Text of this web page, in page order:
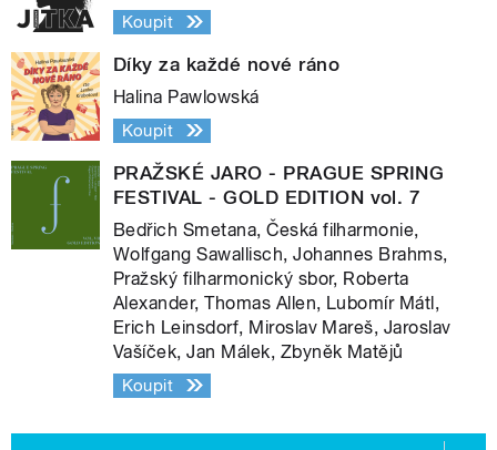
Koupit
Díky za každé nové ráno
Halina Pawlowská
Koupit
PRAŽSKÉ JARO - PRAGUE SPRING
FESTIVAL - GOLD EDITION vol. 7
Bedřich Smetana, Česká filharmonie,
Wolfgang Sawallisch, Johannes Brahms,
Pražský filharmonický sbor, Roberta
Alexander, Thomas Allen, Lubomír Mátl,
Erich Leinsdorf, Miroslav Mareš, Jaroslav
Vašíček, Jan Málek, Zbyněk Matějů
Koupit